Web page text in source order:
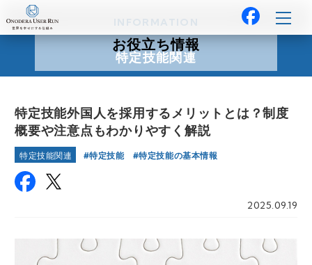
お役立ち情報
特定技能関連
特定技能外国人を採用するメリットとは？制度
概要や注意点もわかりやすく解説
特定技能関連 特定技能 特定技能の基本情報
2025.09.19